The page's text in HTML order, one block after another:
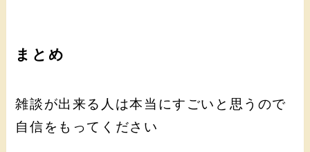
まとめ
雑談が出来る人は本当にすごいと思うので
自信をもってください